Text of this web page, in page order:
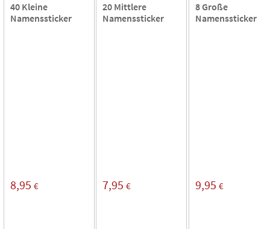
40 Kleine
Namenssticker
8,95 €
20 Mittlere
Namenssticker
7,95 €
8 Große
Namenssticker
9,95 €